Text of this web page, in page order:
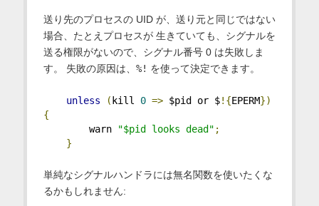
送り先のプロセスの UID が、送り元と同じではない
場合、たとえプロセスが 生きていても、シグナルを
送る権限がないので、シグナル番号 0 は失敗しま
す。 失敗の原因は、 %! を使って決定できます。
unless ( kill 0 => $pid or $!{EPERM})
{
warn
"$pid looks dead" ;
}
単純なシグナルハンドラには無名関数を使いたくな
るかもしれません: